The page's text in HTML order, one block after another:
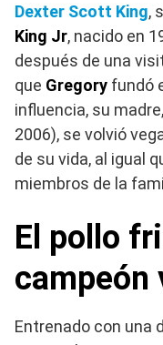
Dexter Scott King,
King Jr, nacido en
después de una
que Gregory fundó
influencia, su madre,
2006), se volvió
de su vida, al igual
miembros de la
El pollo
campeón
Entrenado con una